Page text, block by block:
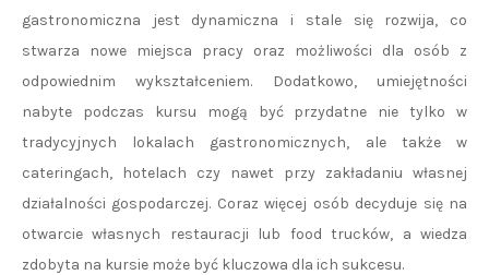
gastronomiczna jest dynamiczna i stale się rozwija, co
stwarza nowe miejsca pracy oraz możliwości dla osób z
odpowiednim wykształceniem. Dodatkowo, umiejętności
nabyte podczas kursu mogą być przydatne nie tylko w
tradycyjnych lokalach gastronomicznych, ale także w
cateringach, hotelach czy nawet przy zakładaniu własnej
działalności gospodarczej. Coraz więcej osób decyduje się na
otwarcie własnych restauracji lub food trucków, a wiedza
zdobyta na kursie może być kluczowa dla ich sukcesu.